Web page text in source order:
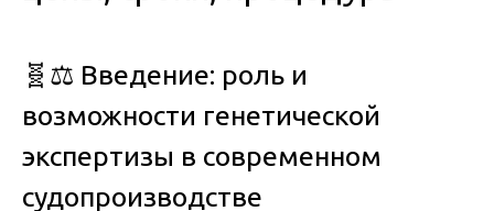
🧬⚖️ Введение: роль и
возможности генетической
экспертизы в современном
судопроизводстве